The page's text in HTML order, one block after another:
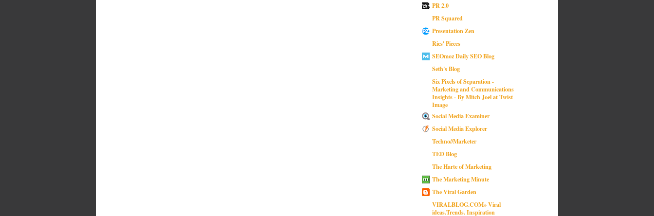
PR 2.0
PR Squared
Presentation Zen
Ries' Pieces
SEOmoz Daily SEO Blog
Seth's Blog
Six Pixels of Separation -
Marketing and Communications
Insights - By Mitch Joel at Twist
Image
Social Media Examiner
Social Media Explorer
Techno//Marketer
TED Blog
The Harte of Marketing
The Marketing Minute
The Viral Garden
VIRALBLOG.COM» Viral
ideas.Trends. Inspiration